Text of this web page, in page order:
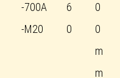
-700A
-M20
6
0
0
0
m
m